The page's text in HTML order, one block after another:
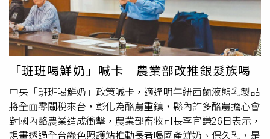
吃足2個拳頭大的水果，跟3個半碗的熟蔬菜。4、善用植物
性蛋白：毛豆、豆腐、豆乾等豆製品含較少的飽和脂肪酸，
並且無膽固醇，可大大減少心血管疾病風險。 5、選擇低脂
蛋白質：除了豆類外，蛋白質還可優先選擇魚、蛋類，魚類
含有的Omega-3脂肪酸可幫助抗發炎，每週建議吃超過2份
魚貝類，一份約半掌心的大小，蛤蠣或牡蠣則大約3湯匙的
份量，肉則可優先挑選家禽等較低脂的白肉。 6、適時補充
水分：每日喝足體重x30～40cc的水，並以白開水、無糖茶
為主，維持身體新陳代謝。此外，林世航提醒，可特別留意
「班班喝鮮奶」喊卡 農業部改推銀髮族喝
中央「班班喝鮮奶」政策喊卡，適逢明年紐西蘭液態乳製品
將全面零關稅來台，彰化為酪農重鎮，縣內許多酪農擔心會
對國內酪農業造成衝擊，農業部畜牧司長李宜謙26日表示，
規畫透過全台綠色照護站推動長者喝國產鮮奶、保久乳，是